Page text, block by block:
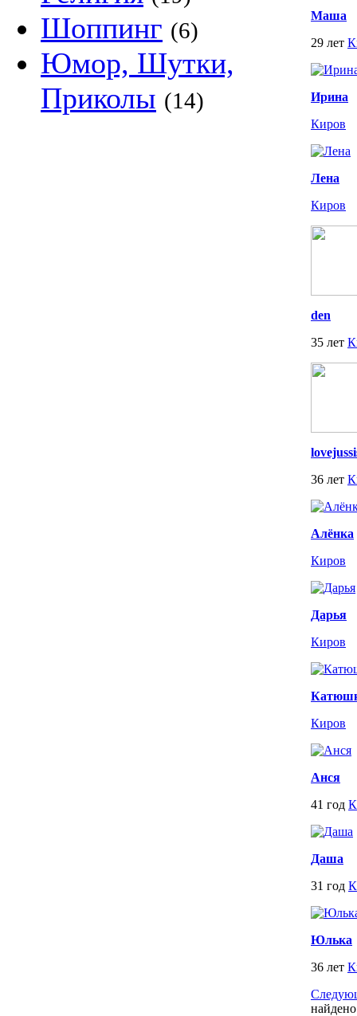
Шоппинг (6)
Юмор, Шутки,
Приколы (14)
Маша
29 лет
Ирина
Киров
Лена
Киров
den
35 лет
36 лет
Алёнка
Киров
Дарья
Киров
Киров
Анся
41 год
Даша
31 год
Юлька
36 лет